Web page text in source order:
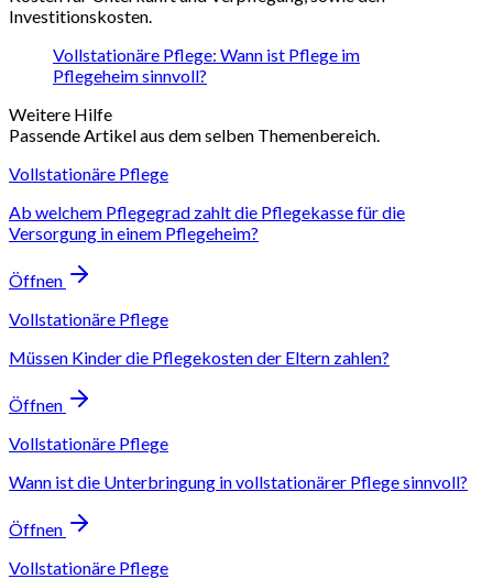
Investitionskosten.
Vollstationäre Pflege: Wann ist Pflege im
Pflegeheim sinnvoll?
Weitere Hilfe
Passende Artikel aus dem selben Themenbereich.
Vollstationäre Pflege
Ab welchem Pflegegrad zahlt die Pflegekasse für die
Versorgung in einem Pflegeheim?
Öffnen
Vollstationäre Pflege
Müssen Kinder die Pflegekosten der Eltern zahlen?
Öffnen
Vollstationäre Pflege
Wann ist die Unterbringung in vollstationärer Pflege sinnvoll?
Öffnen
Vollstationäre Pflege